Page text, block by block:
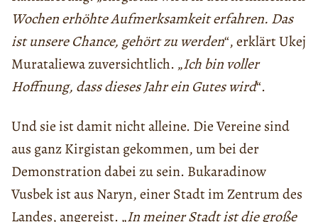
Wochen erhöhte Aufmerksamkeit erfahren. Das
ist unsere Chance, gehört zu werden“, erklärt Ukej
Murataliewa zuversichtlich. „Ich bin voller
Hoffnung, dass dieses Jahr ein Gutes wird“.
Und sie ist damit nicht alleine. Die Vereine sind
aus ganz Kirgistan gekommen, um bei der
Demonstration dabei zu sein. Bukaradinow
Vusbek ist aus Naryn, einer Stadt im Zentrum des
Landes, angereist. „In meiner Stadt ist die große